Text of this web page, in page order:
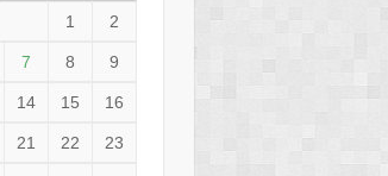
1 2
7 8 9
14 15 16
21 22 23